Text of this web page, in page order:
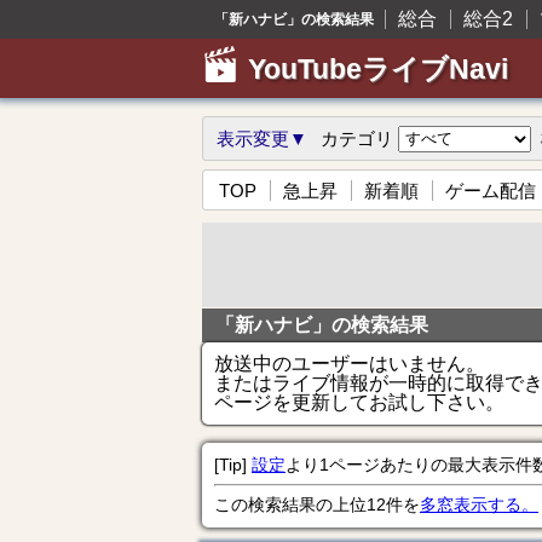
「新ハナビ」の検索結果 総合 総合2
YouTubeライブNavi
表示変更▼ カテゴリ
TOP 急上昇 新着順 ゲーム配信
「新ハナビ」の検索結果
放送中のユーザーはいません。
またはライブ情報が一時的に取得で
ページを更新してお試し下さい。
[Tip] 設定より1ページあたりの最大表示件
この検索結果の上位12件を多窓表示する。